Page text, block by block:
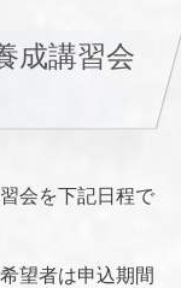
成講習会
会を下記日程で
望者は申込期間